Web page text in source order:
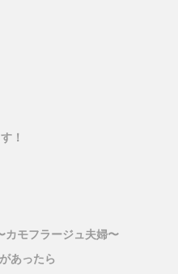
！
カモフラージュ夫婦〜
あったら